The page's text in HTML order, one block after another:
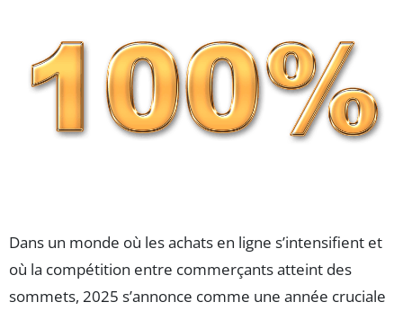
Dans un monde où les achats en ligne s’intensifient et
où la compétition entre commerçants atteint des
sommets, 2025 s’annonce comme une année cruciale